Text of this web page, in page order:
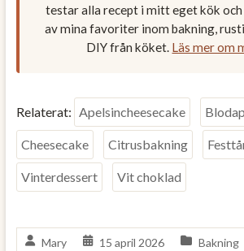
testar alla recept i mitt eget kök
av mina favoriter inom bakning,
DIY från köket. Läs mer om
Relaterat: Apelsincheesecake
Cheesecake Citrusbakning
Vinterdessert Vit choklad
Mary 15 april 2026 Bakning